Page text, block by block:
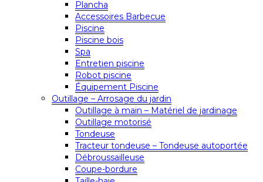
Plancha
Accessoires Barbecue
Piscine
Piscine bois
Spa
Entretien piscine
Robot piscine
Équipement Piscine
Outillage – Arrosage du jardin
Outillage à main – Matériel de jardinage
Outillage motorisé
Tondeuse
Tracteur tondeuse – Tondeuse autoportée
Débroussailleuse
Coupe-bordure